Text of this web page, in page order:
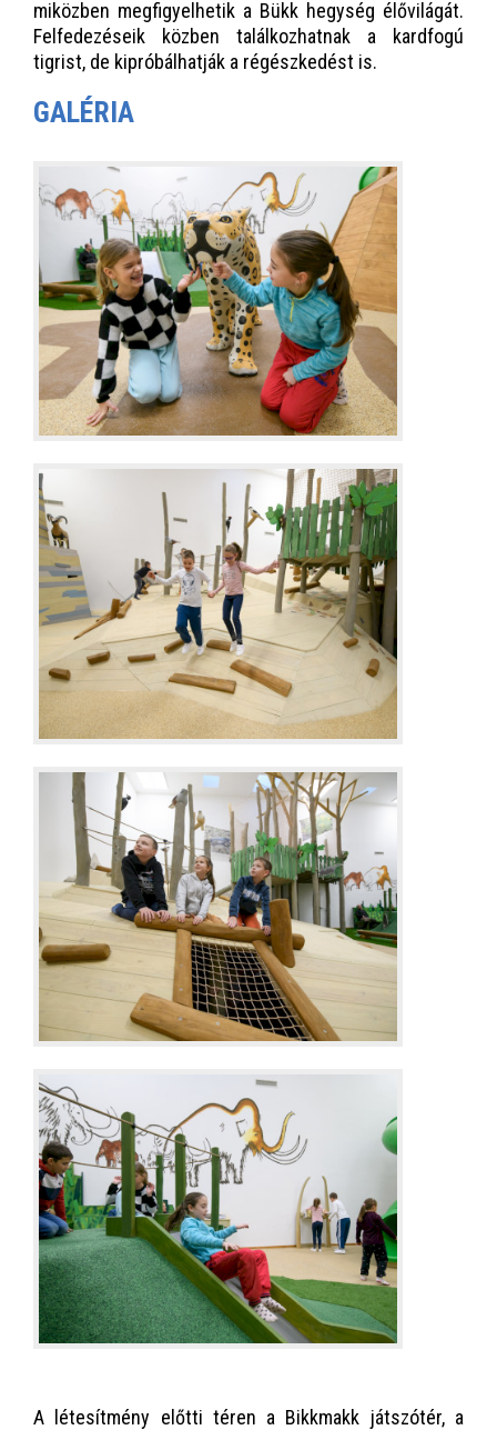
miközben megfigyelhetik a Bükk hegység élővilágát.
Felfedezéseik közben találkozhatnak a kardfogú
tigrist, de kipróbálhatják a régészkedést is.
GALÉRIA
A létesítmény előtti téren a Bikkmakk játszótér, a